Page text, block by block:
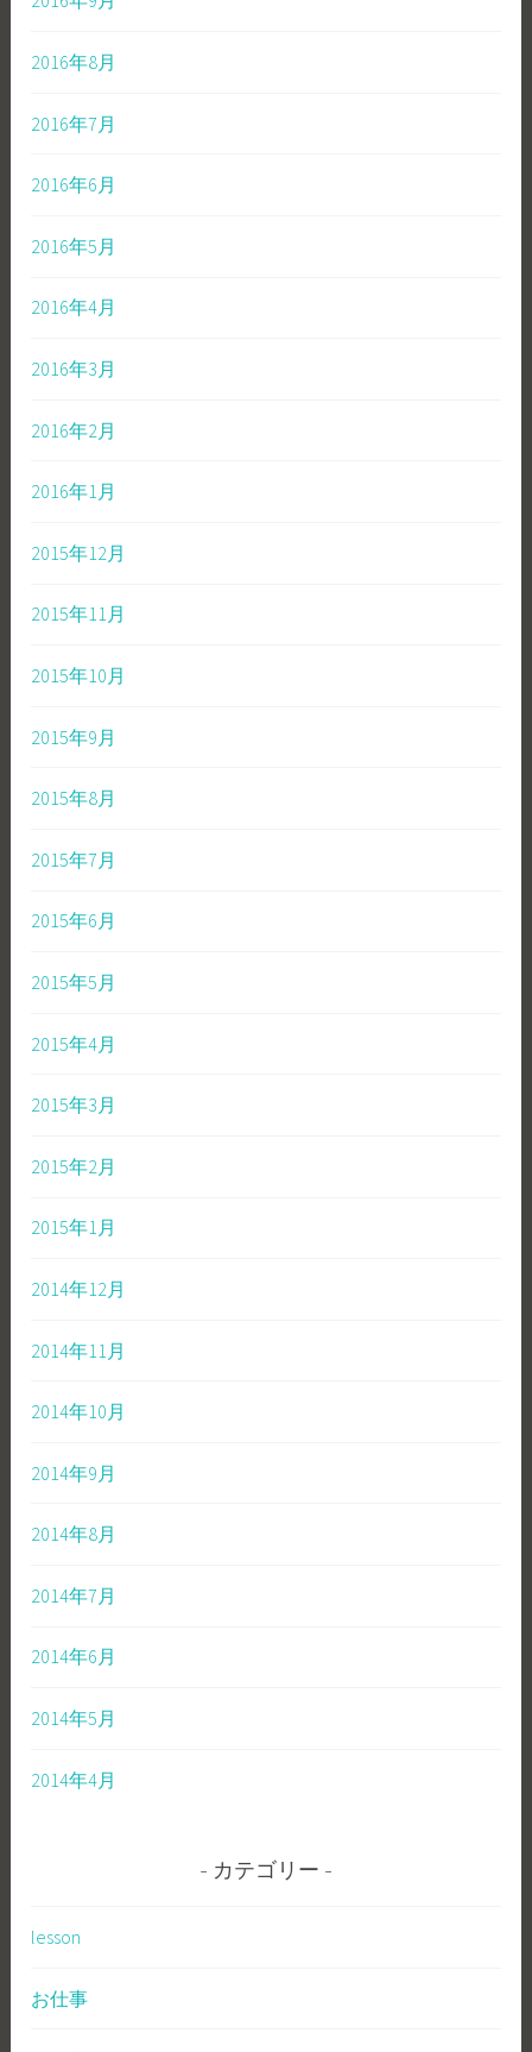
2016年8月
2016年7月
2016年6月
2016年5月
2016年4月
2016年3月
2016年2月
2016年1月
2015年12月
2015年11月
2015年10月
2015年9月
2015年8月
2015年7月
2015年6月
2015年5月
2015年4月
2015年3月
2015年2月
2015年1月
2014年12月
2014年11月
2014年10月
2014年9月
2014年8月
2014年7月
2014年6月
2014年5月
2014年4月
カテゴリー
lesson
お仕事